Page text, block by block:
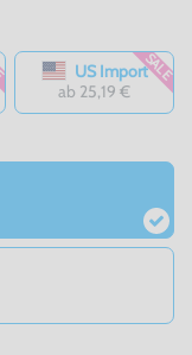
US Import
ab 25,19 €
SALE